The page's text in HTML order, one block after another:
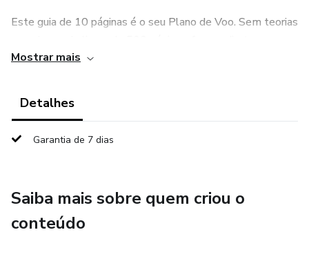
Este guia de 10 páginas é o seu Plano de Voo. Sem teorias
importa para você fechar o dia no positivo.
Ouro" para lucrar e o "Limbo do Almoço" para proteger seu
🧠 Critérios 100% Objetivos: Chega de dúvida. Você terá
um checklist de entrada (Tendência + Localização +
Gatilho).
Mostrar mais
Detalhes
Garantia de 7 dias
Saiba mais sobre quem criou o
conteúdo